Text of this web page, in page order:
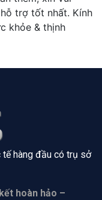
trợ tốt nhất. Kính
khỏe & thịnh
tế hàng đầu có trụ sở
hoàn hảo –